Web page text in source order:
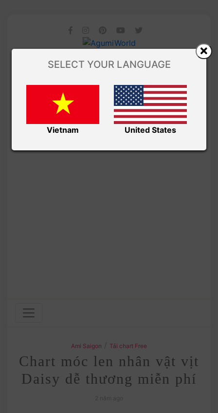
Ami Saigon Tải chart Free
Chart móc len nhân vật vịt
Daisy dễ thương miễn phí
SELECT YOUR LANGUAGE
Vietnam United States